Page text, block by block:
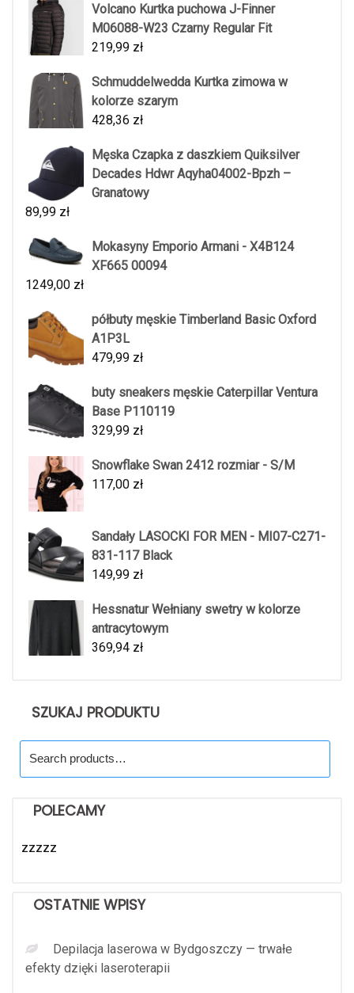
Volcano Kurtka puchowa J-Finner
M06088-W23 Czarny Regular Fit
219,99 zł
Schmuddelwedda Kurtka zimowa w
kolorze szarym
428,36 zł
Męska Czapka z daszkiem Quiksilver
Decades Hdwr Aqyha04002-Bpzh –
Granatowy
89,99 zł
Mokasyny Emporio Armani - X4B124
XF665 00094
1249,00 zł
półbuty męskie Timberland Basic Oxford
A1P3L
479,99 zł
buty sneakers męskie Caterpillar Ventura
Base P110119
329,99 zł
Snowflake Swan 2412 rozmiar - S/M
117,00 zł
Sandały LASOCKI FOR MEN - MI07-C271-
831-117 Black
149,99 zł
Hessnatur Wełniany swetry w kolorze
antracytowym
369,94 zł
SZUKAJ PRODUKTU
for:
POLECAMY
zzzzz
OSTATNIE WPISY
Depilacja laserowa w Bydgoszczy — trwałe
efekty dzięki laseroterapii